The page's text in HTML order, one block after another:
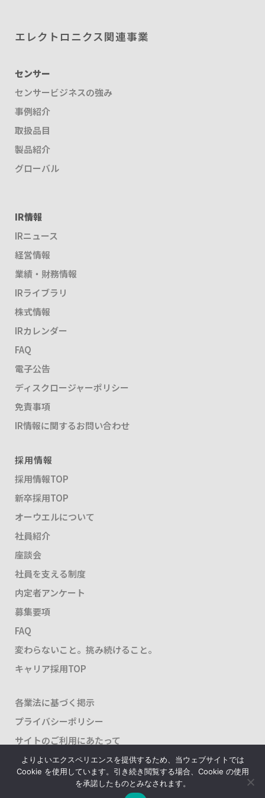
エレクトロニクス関連事業
センサー
センサービジネスの強み
事例紹介
取扱品目
製品紹介
グローバル
IR情報
IRニュース
経営情報
業績・財務情報
IRライブラリ
株式情報
IRカレンダー
FAQ
電子公告
ディスクロージャーポリシー
免責事項
IR情報に関するお問い合わせ
採用情報
採用情報TOP
新卒採用TOP
オーウエルについて
社員紹介
座談会
社員を支える制度
内定者アンケート
募集要項
FAQ
変わらないこと。挑み続けること。
キャリア採用TOP
各業法に基づく掲示
プライバシーポリシー
サイトのご利用にあたって
よりよいエクスペリエンスを提供するため、当ウェブサイトでは
Cookie を使用しています。引き続き閲覧する場合、Cookie の使用
を承諾したものとみなされます。